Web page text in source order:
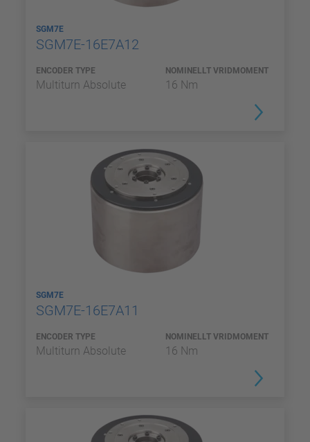
SGM7E
SGM7E-16E7A12
ENCODER TYPE
Multiturn Absolute
NOMINELLT VRIDMOMENT
16 Nm
SGM7E
SGM7E-16E7A11
ENCODER TYPE
Multiturn Absolute
NOMINELLT VRIDMOMENT
16 Nm